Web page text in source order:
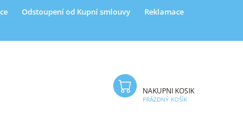
Odstoupení od Kupní smlouvy Reklamace
NÁKUPNÍ KOŠÍK
PRÁZDNÝ KOŠÍK